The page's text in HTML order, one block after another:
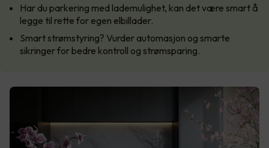
Har du parkering med lademulighet, kan det være smart å
legge til rette for egen elbillader.
Smart strømstyring? Vurder automasjon og smarte
sikringer for bedre kontroll og strømsparing.